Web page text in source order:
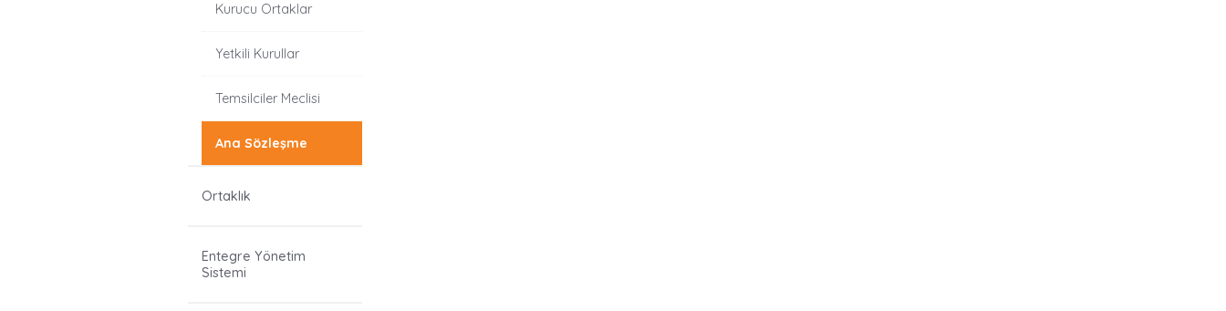
Kurucu Ortaklar
Yetkili Kurullar
Temsilciler Meclisi
Ana Sözleşme
Ortaklık
Entegre Yönetim
Sistemi